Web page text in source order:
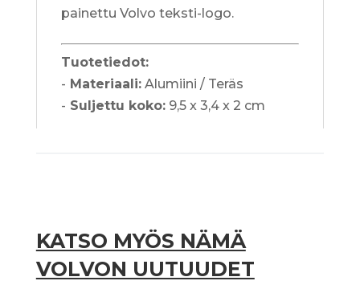
painettu Volvo teksti-logo.
Tuotetiedot:
- Materiaali:Alumiini / Teräs
- Suljettu koko:9,5 x 3,4 x 2 cm
KATSO MYÖS NÄMÄ
VOLVON UUTUUDET